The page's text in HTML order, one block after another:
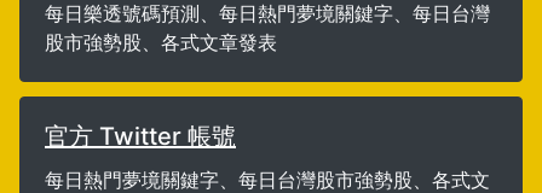
每日樂透號碼預測、每日熱門夢境關鍵字、每日台灣
股市強勢股、各式文章發表
官方 Twitter 帳號
每日熱門夢境關鍵字、每日台灣股市強勢股、各式文